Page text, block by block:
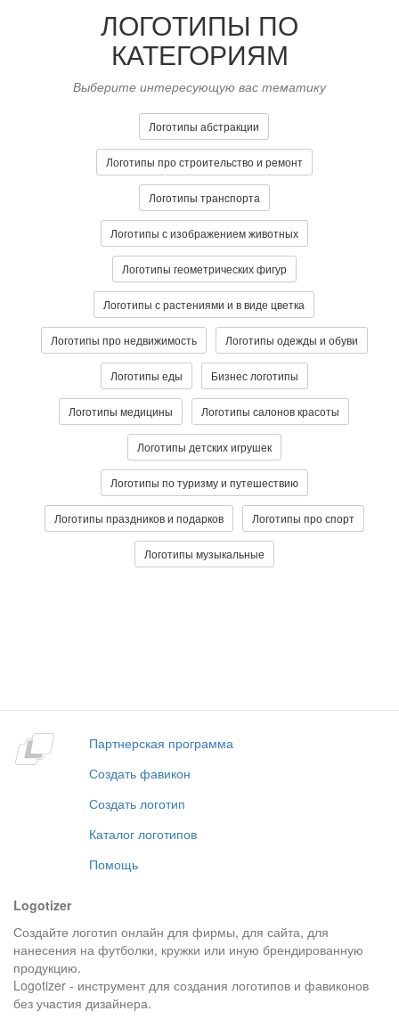
ЛОГОТИПЫ ПО
КАТЕГОРИЯМ
Выберите интересующую вас тематику
Логотипы абстракции
Логотипы про строительство и ремонт
Логотипы транспорта
Логотипы с изображением животных
Логотипы геометрических фигур
Логотипы с растениями и в виде цветка
Логотипы про недвижимость Логотипы одежды и обуви
Логотипы еды Бизнес логотипы
Логотипы медицины Логотипы салонов красоты
Логотипы детских игрушек
Логотипы по туризму и путешествию
Логотипы праздников и подарков Логотипы про спорт
Логотипы музыкальные
Партнерская программа
Создать фавикон
Создать логотип
Каталог логотипов
Помощь
Logotizer
Создайте логотип онлайн для фирмы, для сайта, для
нанесения на футболки, кружки или иную брендированную
продукцию.
Logotizer - инструмент для создания логотипов и фавиконов
без участия дизайнера.